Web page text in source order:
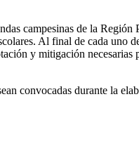
campesinas de la Región
Al final de cada uno
y mitigación necesarias
convocadas durante la